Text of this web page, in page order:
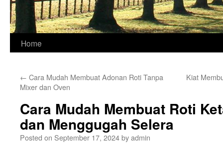
Home
← Cara Mudah Membuat Adonan Roti Tanpa
Mixer dan Oven
Kiat
Cara Mudah Membuat Roti
dan Menggugah Selera
Posted on September 17, 2024byadmin